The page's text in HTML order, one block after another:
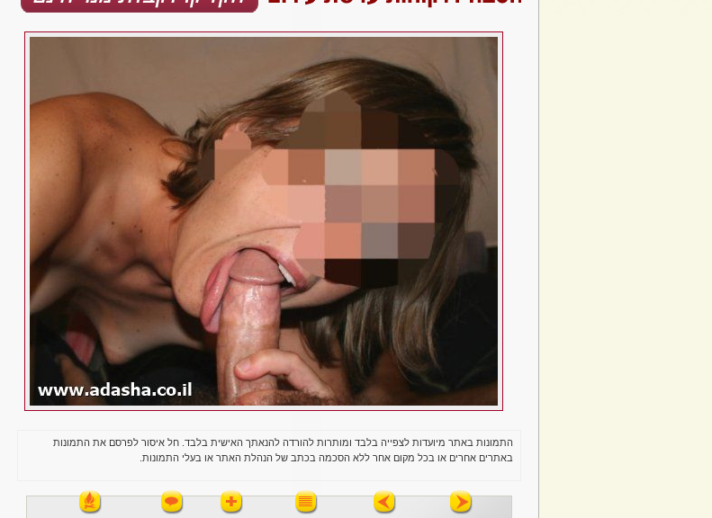
התמונות באתר מיועדות לצפייה בלבד ומותרות להורדה להנאתך האישית בלבד. חל איסור לפרסם את התמונות
באתרים אחרים או בכל מקום אחר ללא הסכמה בכתב של הנהלת האתר או בעלי התמונות.